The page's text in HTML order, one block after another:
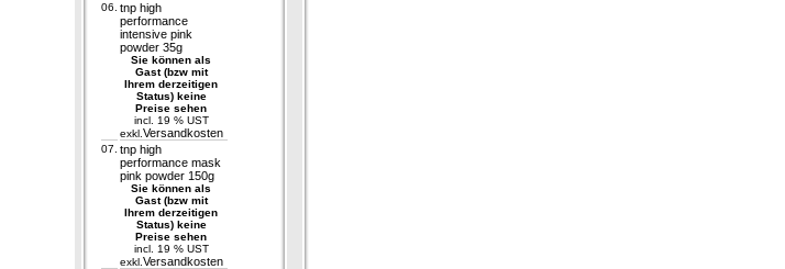
06. tnp high
performance
intensive pink
powder 35g
Sie können als
Gast (bzw mit
Ihrem derzeitigen
Status) keine
Preise sehen
incl. 19 % UST
exkl. Versandkosten
07. tnp high
performance mask
pink powder 150g
Sie können als
Gast (bzw mit
Ihrem derzeitigen
Status) keine
Preise sehen
incl. 19 % UST
exkl. Versandkosten